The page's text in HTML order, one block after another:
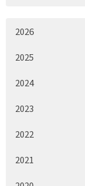
2026
2025
2024
2023
2022
2021